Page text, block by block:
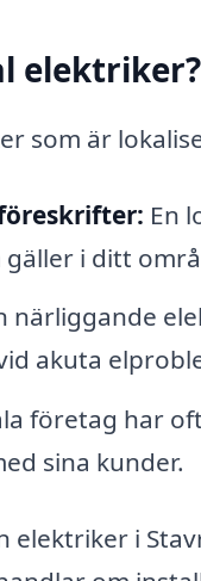
elektriker?
som är
En
i ditt
närliggande
akuta
företag har
sina kunder.
elektriker i